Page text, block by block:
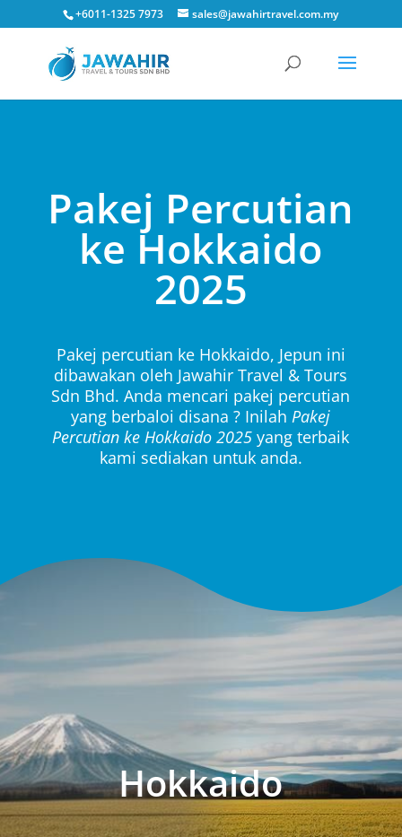
+6011-1325 7973 sales@jawahirtravel.com.my
Pakej Percutian
ke Hokkaido
2025
Pakej percutian ke Hokkaido, Jepun ini
dibawakan oleh Jawahir Travel & Tours
Sdn Bhd. Anda mencari pakej percutian
yang berbaloi disana ? InilahPakej
Percutian ke Hokkaido 2025 yang terbaik
kami sediakan untuk anda.
Hokkaido